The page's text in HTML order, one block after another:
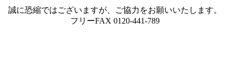
誠に恐縮ではございますが、ご協力をお願いいたします。
フリーFAX 0120-441-789